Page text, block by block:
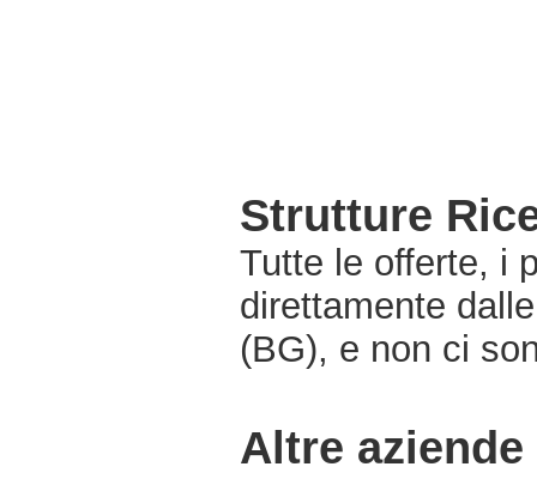
Strutture
Tutte le offerte, i
direttamente
(BG), e non ci
Altre